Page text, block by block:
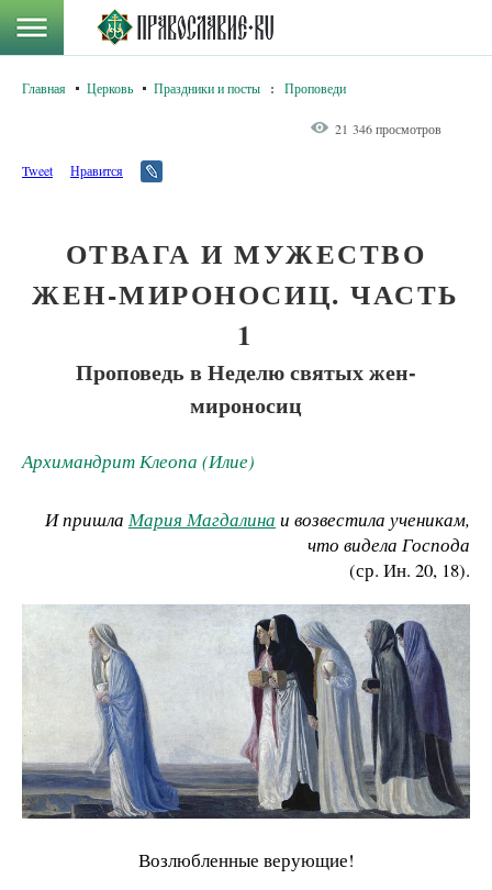
Главная Церковь Праздники и посты : Проповеди
21 346 просмотров
Tweet Нравится
ОТВАГА И МУЖЕСТВО
ЖЕН-МИРОНОСИЦ. ЧАСТЬ
1
Проповедь в Неделю святых жен-
мироносиц
Архимандрит Клеопа (Илие)
И пришла Мария Магдалина и возвестила ученикам,
что видела Господа
(ср. Ин. 20, 18).
Возлюбленные верующие!